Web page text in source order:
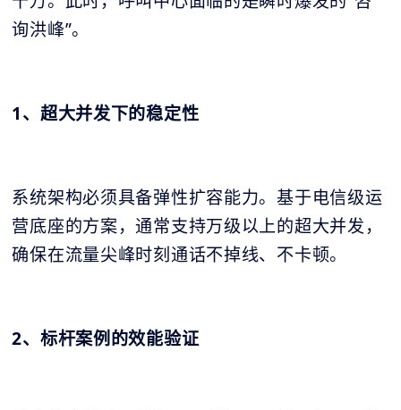
询洪峰”。
1、超大并发下的稳定性
系统架构必须具备弹性扩容能力。基于电信级运
营底座的方案，通常支持万级以上的超大并发，
确保在流量尖峰时刻通话不掉线、不卡顿。
2、标杆案例的效能验证